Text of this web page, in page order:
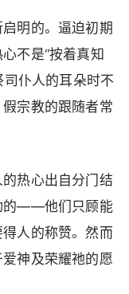
明的。逼迫初期
不是“按着真知
仆人的耳朵时不
宗教的跟随者常
热心出自分门结
的——他们只顾能
人的称赞。然而
神及荣耀祂的愿